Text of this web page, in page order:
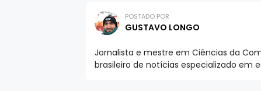
POSTADO POR
GUSTAVO LONGO
Jornalista e mestre em Ciências da
brasileiro de notícias especializado em